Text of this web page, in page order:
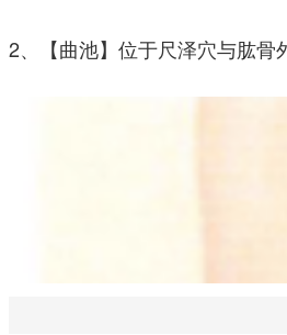
2、【曲池】位于尺泽穴与肱骨